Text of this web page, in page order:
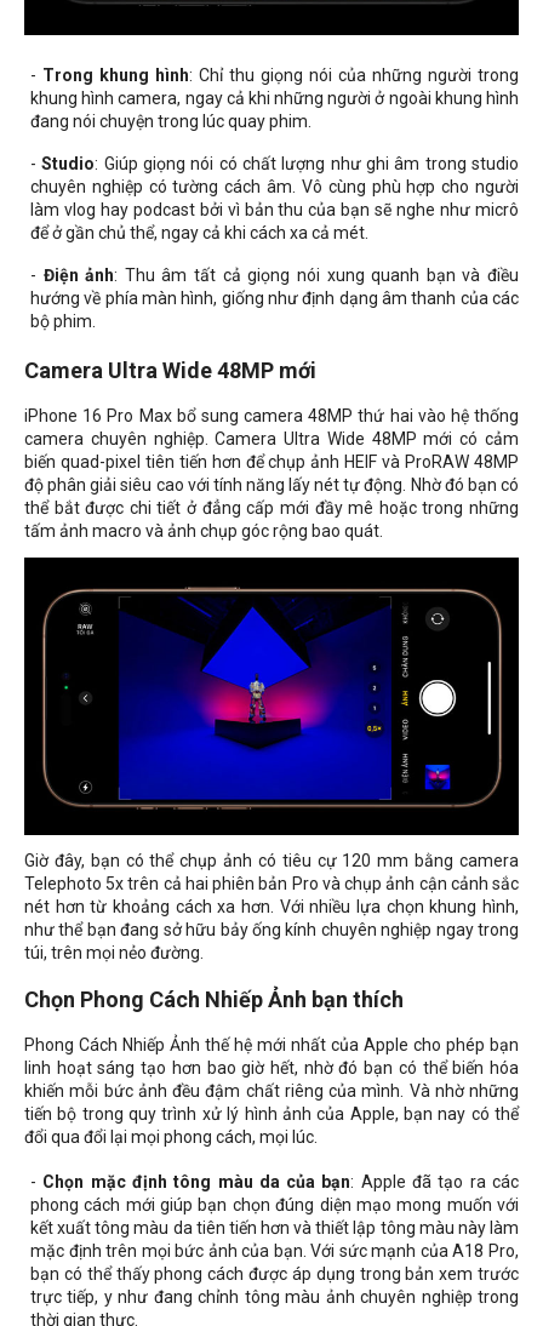
- Trong khung hình: Chỉ thu giọng nói của những người trong
khung hình camera, ngay cả khi những người ở ngoài khung hình
đang nói chuyện trong lúc quay phim.
-Studio: Giúp giọng nói có chất lượng như ghi âm trong studio
chuyên nghiệp có tường cách âm. Vô cùng phù hợp cho người
làm vlog hay podcast bởi vì bản thu của bạn sẽ nghe như micrô
để ở gần chủ thể, ngay cả khi cách xa cả mét.
- Điện ảnh: Thu âm tất cả giọng nói xung quanh bạn và điều
hướng về phía màn hình, giống như định dạng âm thanh của các
bộ phim.
Camera Ultra Wide 48MP mới
iPhone 16 Pro Max bổ sung camera 48MP thứ hai vào hệ thống
camera chuyên nghiệp. Camera Ultra Wide 48MP mới có cảm
biến quad-pixel tiên tiến hơn để chụp ảnh HEIF và ProRAW 48MP
độ phân giải siêu cao với tính năng lấy nét tự động. Nhờ đó bạn có
thể bắt được chi tiết ở đẳng cấp mới đầy mê hoặc trong những
tấm ảnh macro và ảnh chụp góc rộng bao quát.
Giờ đây, bạn có thể chụp ảnh có tiêu cự 120 mm bằng camera
Telephoto 5x trên cả hai phiên bản Pro và chụp ảnh cận cảnh sắc
nét hơn từ khoảng cách xa hơn. Với nhiều lựa chọn khung hình,
như thể bạn đang sở hữu bảy ống kính chuyên nghiệp ngay trong
túi, trên mọi nẻo đường.
Chọn Phong Cách Nhiếp Ảnh bạn thích
Phong Cách Nhiếp Ảnh thế hệ mới nhất của Apple cho phép bạn
linh hoạt sáng tạo hơn bao giờ hết, nhờ đó bạn có thể biến hóa
khiến mỗi bức ảnh đều đậm chất riêng của mình. Và nhờ những
tiến bộ trong quy trình xử lý hình ảnh của Apple, bạn nay có thể
đổi qua đổi lại mọi phong cách, mọi lúc.
- Chọn mặc định tông màu da của bạn: Apple đã tạo ra các
phong cách mới giúp bạn chọn đúng diện mạo mong muốn với
kết xuất tông màu da tiên tiến hơn và thiết lập tông màu này làm
mặc định trên mọi bức ảnh của bạn. Với sức mạnh của A18 Pro,
bạn có thể thấy phong cách được áp dụng trong bản xem trước
trực tiếp, y như đang chỉnh tông màu ảnh chuyên nghiệp trong
thời gian thực.